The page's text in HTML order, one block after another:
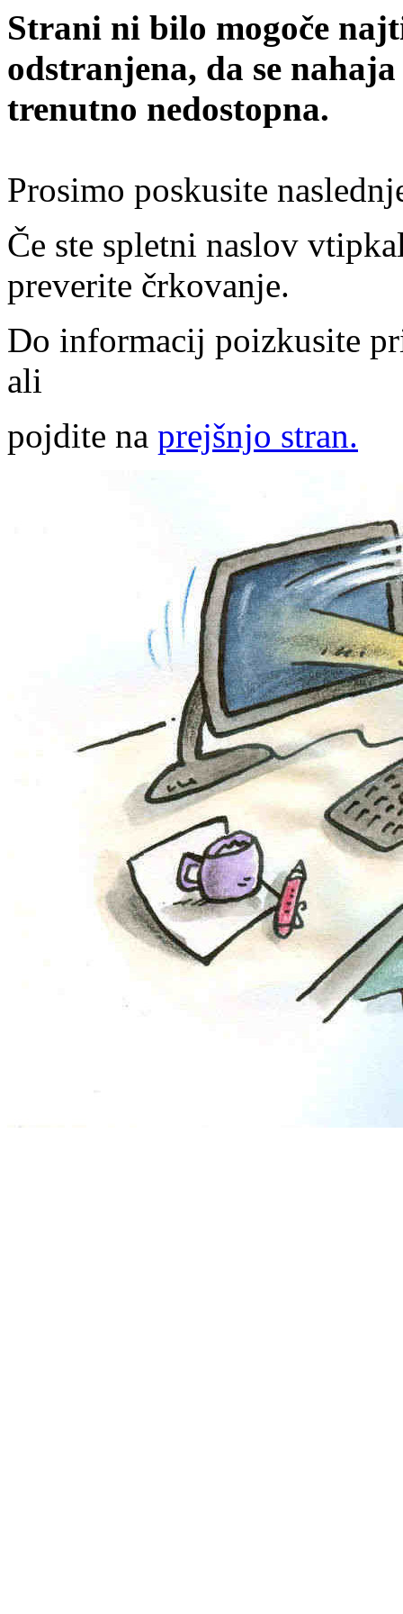
Strani ni bilo mogoče
odstranjena, da se
trenutno nedostopna.
Prosimo poskusite
Če ste spletni naslov
preverite črkovanje.
Do informacij poizkusite
ali
pojdite na prejšnjo stran.